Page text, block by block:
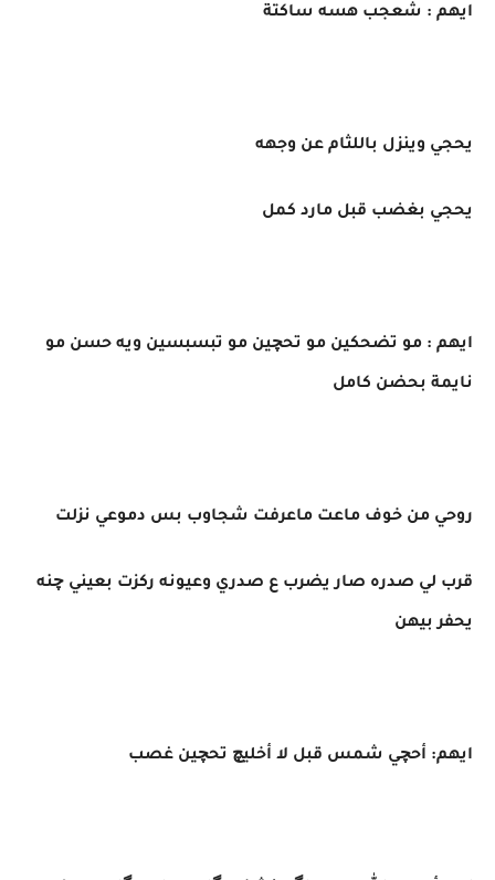
ايهم : شعجب هسه ساكتة
يحجي وينزل باللثام عن وجهه
يحجي بغضب قبل مارد كمل
ايهم : مو تضحكين مو تحچين مو تبسبسين ويه حسن مو
نايمة بحضن كامل
روحي من خوف ماعت ماعرفت شجاوب بس دموعي نزلت
قرب لي صدره صار يضرب ع صدري وعيونه ركزت بعيني چنه
يحفر بيهن
ايهم: أحچي شمس قبل لا أخليچ تحچين غصب